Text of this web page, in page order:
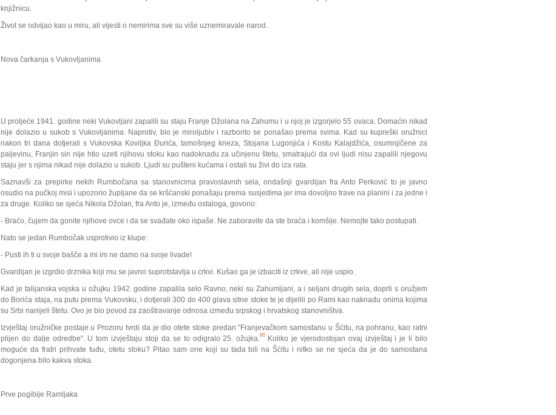
knjižnicu.
Život se odvijao kao u miru, ali vijesti o nemirima sve su više uznemiravale narod.
Nova čarkanja s Vukovljanima
U proljeće 1941. godine neki Vukovljani zapalili su staju Franje Džolana na Zahumu i u njoj je izgorjelo 55 ovaca. Domaćin nikad
nije dolazio u sukob s Vukovljanima. Naprotiv, bio je miroljubiv i razborito se ponašao prema svima. Kad su kupreški oružnici
nakon tri dana dotjerali s Vukovska Koviljka Đurića, tamošnjeg kneza, Stojana Lugonjića i Kostu Kalajdžića, osumnjičene za
paljevinu, Franjin sin nije htio uzeti njihovu stoku kao nadoknadu za učinjenu štetu, smatrajući da ovi ljudi nisu zapalili njegovu
staju jer s njima nikad nije dolazio u sukob. Ljudi su pušteni kućama i ostali su živi do iza rata.
Saznavši za prepirke nekih Rumbočana sa stanovnicima pravoslavnih sela, ondašnji gvardijan fra Anto Perković to je javno
osudio na pučkoj misi i upozorio župljane da se kršćanski ponašaju prema susjedima jer ima dovoljno trave na planini i za jedne i
za druge. Koliko se sjeća Nikola Džolan, fra Anto je, između ostaloga, govorio:
- Braćo, čujem da gonite njihove ovce i da se svađate oko ispaše. Ne zaboravite da ste braća i komšije. Nemojte tako postupati.
Nato se jedan Rumbočak usprotivio iz klupe:
- Pusti ih ti u svoje bašče a mi im ne damo na svoje livade!
Gvardijan je izgrdio drznika koji mu se javno suprotstavlja u crkvi. Kušao ga je izbaciti iz crkve, ali nije uspio.
Kad je talijanska vojska u ožujku 1942. godine zapalila selo Ravno, ne­ki su Zahumljani, a i seljani drugih sela, doprli s oružjem
do Borića staja, na putu prema Vukovsku, i dotjerali 300 do 400 glava sitne stoke te je di­jelili po Rami kao naknadu onima kojima
su Srbi nanijeli štetu. Ovo je bio povod za zaoštravanje odnosa između srpskog i hrvatskog stanovništva.
Izvještaj oružničke postaje u Prozoru tvrdi da je dio otete stoke predan "Franjevačkom samostanu u Šćitu, na pohranu, kao ratni
plijen do dalje odredbe". U tom izvještaju stoji da se to odigralo 25. ožujka.[2]
Koliko je vjerodostojan ovaj izvještaj i je li bilo
moguće da fratri prihvate tuđu, otetu stoku? Pitao sam one koji su tada bili na Šćitu i nitko se ne sjeća da je do samostana
dogonjena bilo kakva stoka.
Prve pogibije Ramljaka